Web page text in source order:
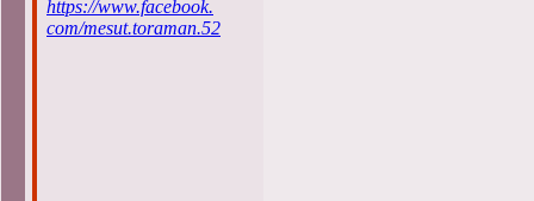
https://www.facebook.
com/mesut.toraman.52